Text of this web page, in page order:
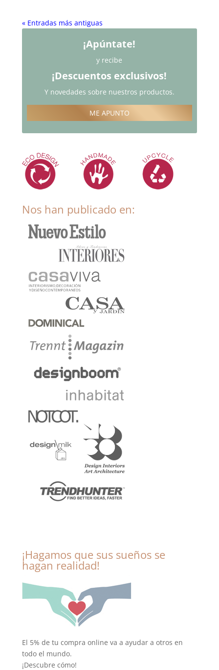
« Entradas más antiguas
¡Apúntate!
y recibe
¡Descuentos exclusivos!
Y novedades sobre nuestros productos.
ME APUNTO
Nos han publicado en:
¡Hagamos que sus sueños se
hagan realidad!
El 5% de tu compra online va a ayudar a otros en
todo el mundo.
¡Descubre cómo!